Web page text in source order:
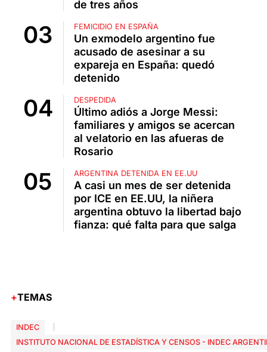
de tres años
FEMICIDIO EN ESPAÑA
Un exmodelo argentino fue
acusado de asesinar a su
expareja en España: quedó
detenido
DESPEDIDA
Último adiós a Jorge Messi:
familiares y amigos se acercan
al velatorio en las afueras de
Rosario
ARGENTINA DETENIDA EN EE.UU
A casi un mes de ser detenida
por ICE en EE.UU, la niñera
argentina obtuvo la libertad bajo
fianza: qué falta para que salga
TEMAS
INDEC
INSTITUTO NACIONAL DE ESTADÍSTICA Y CENSOS - INDEC